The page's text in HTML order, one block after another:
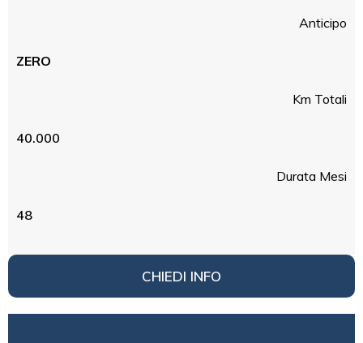
Anticipo
ZERO
Km Totali
40.000
Durata Mesi
48
CHIEDI INFO